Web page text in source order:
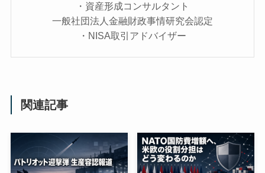
・資産形成コンサルタント
一般社団法人金融財政事情研究会認定
・NISA取引アドバイザー
関連記事